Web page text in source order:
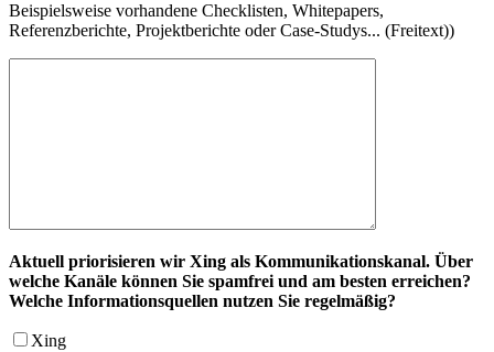
Beispielsweise vorhandene Checklisten, Whitepapers,
Referenzberichte, Projektberichte oder Case-Studys... (Freitext))
Aktuell priorisieren wir Xing als Kommunikationskanal. Über
welche Kanäle können Sie spamfrei und am besten erreichen?
Welche Informationsquellen nutzen Sie regelmäßig?
Xing